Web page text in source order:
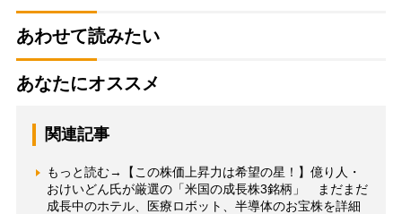
あわせて読みたい
あなたにオススメ
関連記事
もっと読む→【この株価上昇力は希望の星！】億り人・
おけいどん氏が厳選の「米国の成長株3銘柄」 まだまだ
成長中のホテル、医療ロボット、半導体のお宝株を詳細